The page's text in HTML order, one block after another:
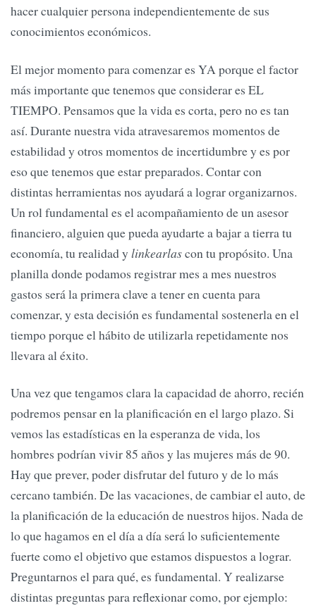
hacer cualquier persona independientemente de sus
conocimientos económicos.
El mejor momento para comenzar es YA porque el factor
más importante que tenemos que considerar es EL
TIEMPO. Pensamos que la vida es corta, pero no es tan
así. Durante nuestra vida atravesaremos momentos de
estabilidad y otros momentos de incertidumbre y es por
eso que tenemos que estar preparados. Contar con
distintas herramientas nos ayudará a lograr organizarnos.
Un rol fundamental es el acompañamiento de un asesor
financiero, alguien que pueda ayudarte a bajar a tierra tu
economía, tu realidad y linkearlascon tu propósito. Una
planilla donde podamos registrar mes a mes nuestros
gastos será la primera clave a tener en cuenta para
comenzar, y esta decisión es fundamental sostenerla en el
tiempo porque el hábito de utilizarla repetidamente nos
llevara al éxito.
Una vez que tengamos clara la capacidad de ahorro, recién
podremos pensar en la planificación en el largo plazo. Si
vemos las estadísticas en la esperanza de vida, los
hombres podrían vivir 85 años y las mujeres más de 90.
Hay que prever, poder disfrutar del futuro y de lo más
cercano también. De las vacaciones, de cambiar el auto, de
la planificación de la educación de nuestros hijos. Nada de
lo que hagamos en el día a día será lo suficientemente
fuerte como el objetivo que estamos dispuestos a lograr.
Preguntarnos el para qué, es fundamental. Y realizarse
distintas preguntas para reflexionar como, por ejemplo: